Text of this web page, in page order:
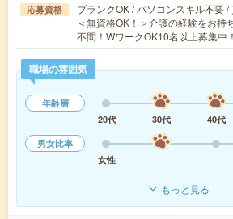
応募資格
ブランクOK / パソコンスキル不要 /
＜無資格OK！＞介護の経験をお持
不問！WワークOK10名以上募集
職場の雰囲気
年齢層
20代
30代 40代
男女比率
女性
もっと見る